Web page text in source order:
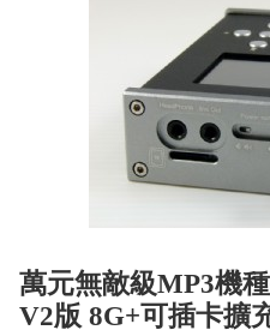
萬元無敵級MP3機
V2版 8G+可插卡擴